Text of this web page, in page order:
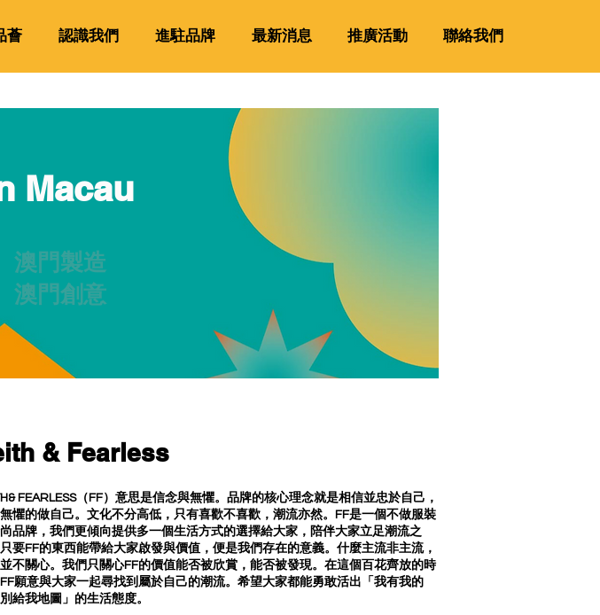
薈 認識我們 進駐品牌 最新消息 推廣活動 聯絡我們
Macau
澳門製造
澳門創意
& Fearless
FEARLESS（FF）意思是信念與無懼。品牌的核心理念就是相信並忠於自己，
懼的做自己。文化不分高低，只有喜歡不喜歡，潮流亦然。FF是一個不做服裝
品牌，我們更傾向提供多一個生活方式的選擇給大家，陪伴大家立足潮流之
要FF的東西能帶給大家啟發與價值，便是我們存在的意義。什麼主流非主流，
不關心。我們只關心FF的價值能否被欣賞，能否被發現。在這個百花齊放的時
願意與大家一起尋找到屬於自己的潮流。希望大家都能勇敢活出「我有我的
給我地圖」的生活態度。